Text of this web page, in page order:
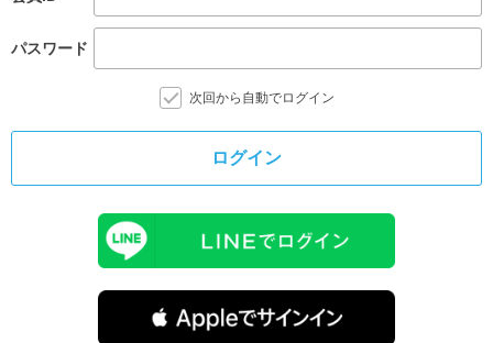
パスワード
次回から自動でログイン
ログイン